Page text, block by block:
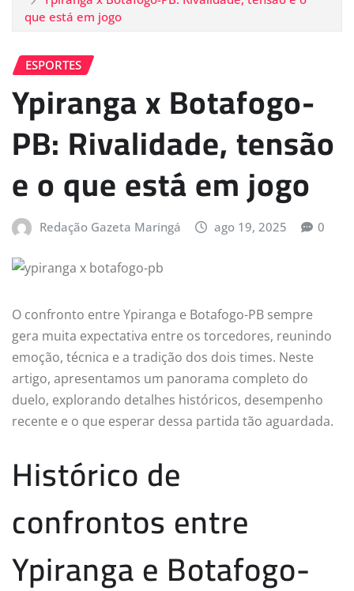
que está em jogo
ESPORTES
Ypiranga x Botafogo-
PB: Rivalidade, tensão
e o que está em jogo
Redação Gazeta Maringá ago 19, 2025 0
O confronto entre Ypiranga e Botafogo-PB sempre
gera muita expectativa entre os torcedores, reunindo
emoção, técnica e a tradição dos dois times. Neste
artigo, apresentamos um panorama completo do
duelo, explorando detalhes históricos, desempenho
recente e o que esperar dessa partida tão aguardada.
Histórico de
confrontos entre
Ypiranga e Botafogo-